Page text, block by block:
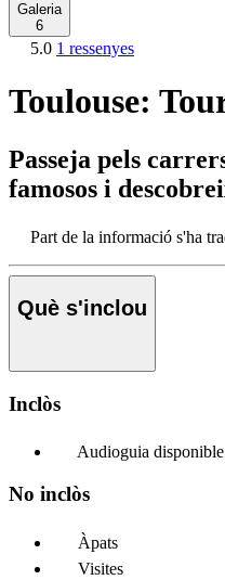
Galeria
6
5.0 1 ressenyes
Toulouse:
Passeja pels
famosos i
Part de la informació s'ha
Què s'inclou
Inclòs
Audioguia
No inclòs
Àpats
Visites